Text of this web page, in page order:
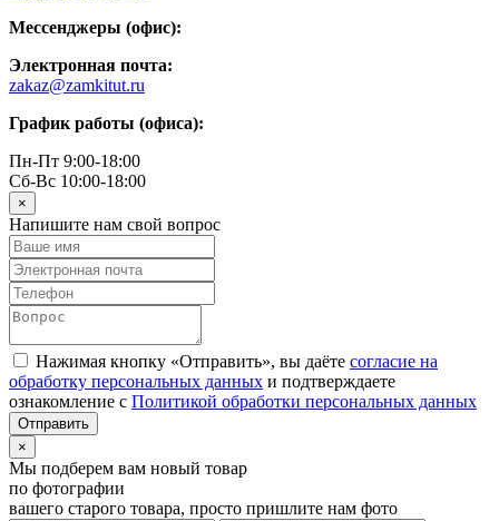
Мессенджеры (офис):
Электронная почта:
zakaz@zamkitut.ru
График работы (офиса):
Пн-Пт 9:00-18:00
Сб-Вс 10:00-18:00
×
Напишите нам свой вопрос
Нажимая кнопку «Отправить», вы даёте согласие на
обработку персональных данных и подтверждаете
ознакомление с Политикой обработки персональных данных
×
Мы подберем вам новый товар
по фотографии
вашего старого товара, просто пришлите нам фото